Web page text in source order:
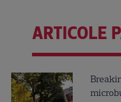
ARTICOLE